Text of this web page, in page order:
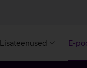
Lisateenused E-